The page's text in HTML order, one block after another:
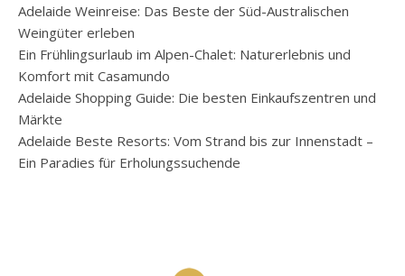
Adelaide Weinreise: Das Beste der Süd-Australischen
Weingüter erleben
Ein Frühlingsurlaub im Alpen-Chalet: Naturerlebnis und
Komfort mit Casamundo
Adelaide Shopping Guide: Die besten Einkaufszentren und
Märkte
Adelaide Beste Resorts: Vom Strand bis zur Innenstadt –
Ein Paradies für Erholungssuchende